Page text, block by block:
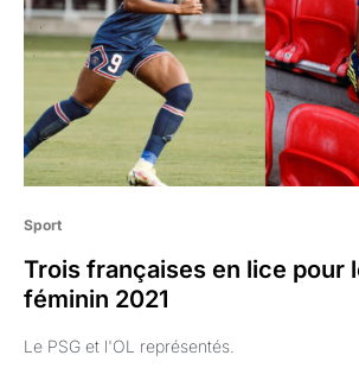
Sport
Trois françaises en lice pour
féminin 2021
Le PSG et l'OL représentés.